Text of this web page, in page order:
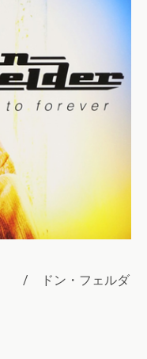
ドン・フェルダ